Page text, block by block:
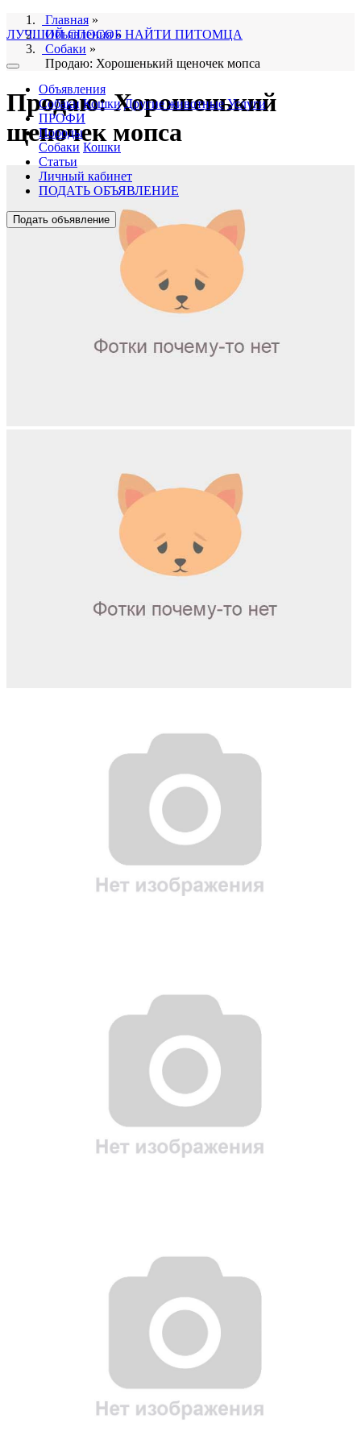
ЛУЧШИЙ СПОСОБ НАЙТИ ПИТОМЦА
Объявления
Собаки Кошки Другие животные Услуги
ПРОФИ
Породы
Собаки Кошки
Статьи
Личный кабинет
ПОДАТЬ ОБЪЯВЛЕНИЕ
Подать объявление
Главная »
Объявления»
Собаки »
Продаю: Хорошенький щеночек мопса
Продаю: Хорошенький
щеночек мопса